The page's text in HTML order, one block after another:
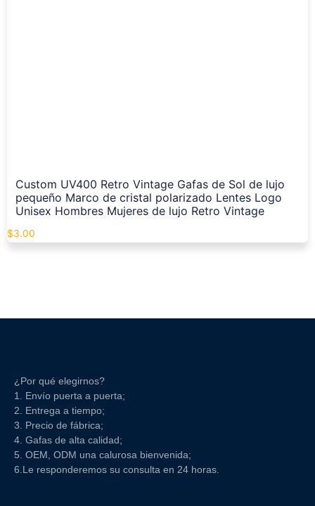
Custom UV400 Retro Vintage Gafas de Sol de lujo
pequeño Marco de cristal polarizado Lentes Logo
Unisex Hombres Mujeres de lujo Retro Vintage
$3.00
¿Por qué elegirnos?
1. Envío puerta a puerta;
2. Entrega a tiempo;
3. Precio de fábrica;
4. Gafas de alta calidad;
5. OEM, ODM una calurosa bienvenida;
6.Le responderemos su consulta en 24 horas.